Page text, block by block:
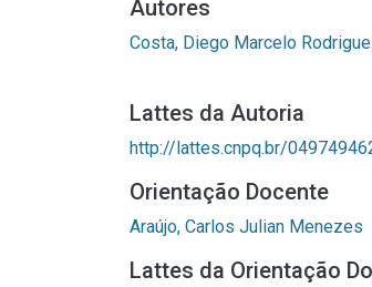
Autores
Costa, Diego Marcelo
Lattes da Autoria
http://lattes.cnpq.br/
Orientação Docente
Araújo, Carlos Julian Menezes
Lattes da Orientação